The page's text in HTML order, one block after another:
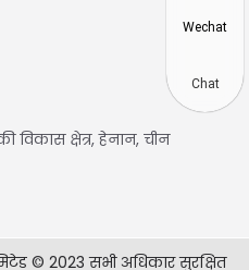
क्षेत्र, हेनान, चीन
© 2023 सभी अधिकार सुरक्षित
Wechat
Chat